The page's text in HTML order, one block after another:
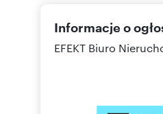
Informacje o
EFEKT Biuro